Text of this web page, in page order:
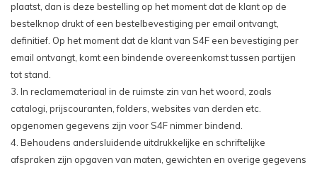
plaatst, dan is deze bestelling op het moment dat de klant op de
bestelknop drukt of een bestelbevestiging per email ontvangt,
definitief. Op het moment dat de klant van S4F een bevestiging per
email ontvangt, komt een bindende overeenkomst tussen partijen
tot stand.
3. In reclamemateriaal in de ruimste zin van het woord, zoals
catalogi, prijscouranten, folders, websites van derden etc.
opgenomen gegevens zijn voor S4F nimmer bindend.
4. Behoudens andersluidende uitdrukkelijke en schriftelijke
afspraken zijn opgaven van maten, gewichten en overige gegevens